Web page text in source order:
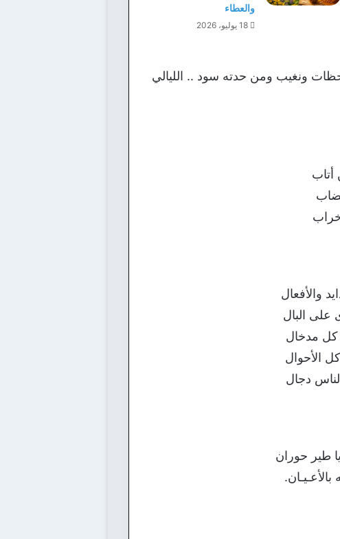
والعطاء
18 يوليو، 2026
ونغيب ومن حدته سود .. الليالي
أتاب
خراب
والأفعال
البال
مدخال
الأحوال
دجال
طير حوران